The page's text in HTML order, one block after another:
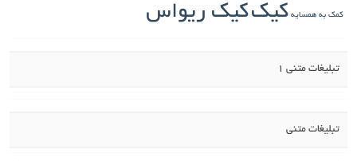
کمک به همسایه کیککیک ریواس
تبلیغات متنی 1
تبلیغات متنی